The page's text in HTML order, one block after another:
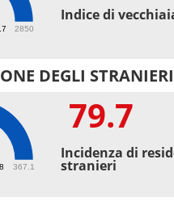
2850
Indice di
DEGLI STRANIERI
367.1
79.7
Incidenza di
stranieri